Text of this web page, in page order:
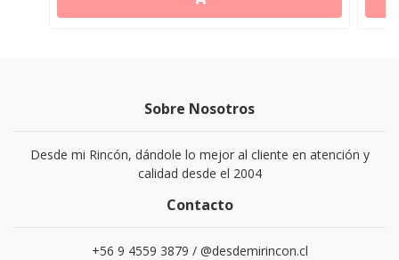
Sobre Nosotros
Desde mi Rincón, dándole lo mejor al cliente en atención y
calidad desde el 2004
Contacto
+56 9 4559 3879 / @desdemirincon.cl